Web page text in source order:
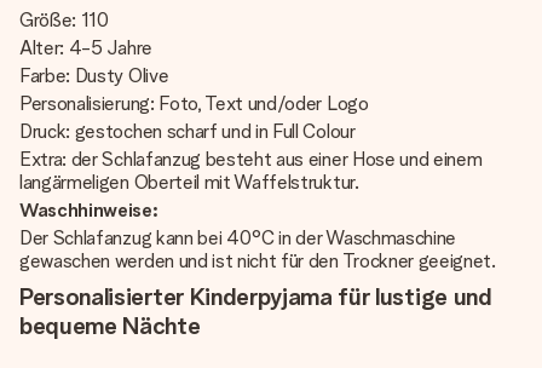
Größe: 110
Alter: 4-5 Jahre
Farbe: Dusty Olive
Personalisierung: Foto, Text und/oder Logo
Druck: gestochen scharf und in Full Colour
Extra: der Schlafanzug besteht aus einer Hose und einem
langärmeligen Oberteil mit Waffelstruktur.
Waschhinweise:
Der Schlafanzug kann bei 40°C in der Waschmaschine
gewaschen werden und ist nicht für den Trockner geeignet.
Personalisierter Kinderpyjama für lustige und
bequeme Nächte